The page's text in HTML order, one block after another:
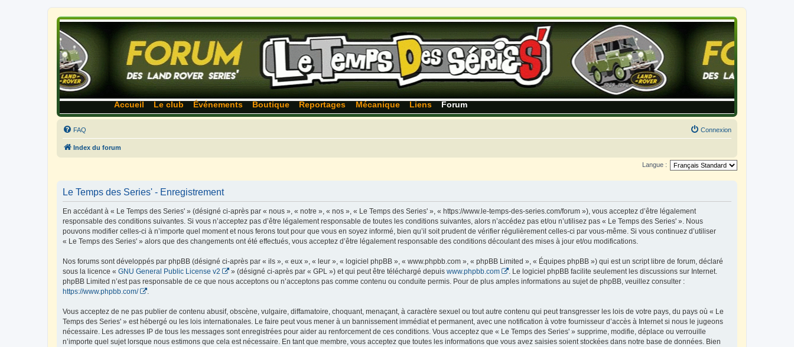
Accueil Le club Événements Boutique Reportages Mécanique Liens Forum
FAQ Connexion
Index du forum
Langue :
Le Temps des Series' - Enregistrement
En accédant à « Le Temps des Series' » (désigné ci-après par « nous », « notre », « nos », « Le Temps des Series' », « https://www.le-temps-des-series.com/forum »), vous acceptez d’être légalement
responsable des conditions suivantes. Si vous n’acceptez pas d’être légalement responsable de toutes les conditions suivantes, alors n’accédez pas et/ou n’utilisez pas « Le Temps des Series' ». Nous
pouvons modifier celles-ci à n’importe quel moment et nous ferons tout pour que vous en soyez informé, bien qu’il soit prudent de vérifier régulièrement celles-ci par vous-même. Si vous continuez d’utiliser
« Le Temps des Series' » alors que des changements ont été effectués, vous acceptez d’être légalement responsable des conditions découlant des mises à jour et/ou modifications.
Nos forums sont développés par phpBB (désigné ci-après par « ils », « eux », « leur », « logiciel phpBB », « www.phpbb.com », « phpBB Limited », « Équipes phpBB ») qui est un script libre de forum, déclaré
sous la licence « GNU General Public License v2 » (désigné ci-après par « GPL ») et qui peut être téléchargé depuis www.phpbb.com
. Le logiciel phpBB facilite seulement les discussions sur Internet.
phpBB Limited n’est pas responsable de ce que nous acceptons ou n’acceptons pas comme contenu ou conduite permis. Pour de plus amples informations au sujet de phpBB, veuillez consulter :
https://www.phpbb.com/
.
Vous acceptez de ne pas publier de contenu abusif, obscène, vulgaire, diffamatoire, choquant, menaçant, à caractère sexuel ou tout autre contenu qui peut transgresser les lois de votre pays, du pays où « Le
Temps des Series' » est hébergé ou les lois internationales. Le faire peut vous mener à un bannissement immédiat et permanent, avec une notification à votre fournisseur d’accès à Internet si nous le jugeons
nécessaire. Les adresses IP de tous les messages sont enregistrées pour aider au renforcement de ces conditions. Vous acceptez que « Le Temps des Series' » supprime, modifie, déplace ou verrouille
n’importe quel sujet lorsque nous estimons que cela est nécessaire. En tant que membre, vous acceptez que toutes les informations que vous avez saisies soient stockées dans notre base de données. Bien